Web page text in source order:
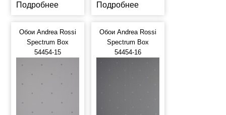
Подробнее
Подробнее
Обои Andrea Rossi
Spectrum Box
54454-15
Обои Andrea Rossi
Spectrum Box
54454-16